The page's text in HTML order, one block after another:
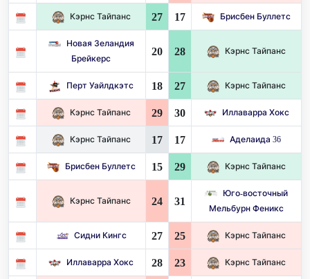
Кэрнс Тайпанс 27 17 Брисбен Буллетс
Новая Зеландия
Брейкерс
20 28 Кэрнс Тайпанс
Перт Уайлдкэтс 18 27 Кэрнс Тайпанс
Кэрнс Тайпанс 29 30 Иллаварра Хокс
Кэрнс Тайпанс 17 17 Аделаида 36
Брисбен Буллетс 15 29 Кэрнс Тайпанс
Кэрнс Тайпанс 24 31
Юго-восточный
Мельбурн Феникс
Сидни Кингс 27 25 Кэрнс Тайпанс
Иллаварра Хокс 28 23 Кэрнс Тайпанс